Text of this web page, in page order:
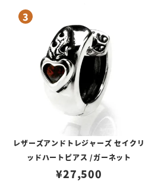
レザーズアンドトレジャーズ セイクリ
ッドハートピアス /ガーネット
¥27,500